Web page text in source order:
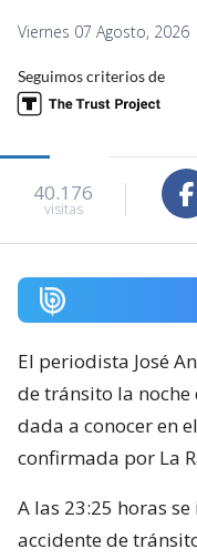
Viernes 07 Agosto, 2026
Seguimos criterios de
40.176
visitas
El periodista José
de tránsito la noche
dada a conocer en
confirmada por La
A las 23:25 horas
accidente de